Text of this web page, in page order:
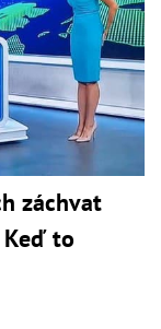
záchvat
to